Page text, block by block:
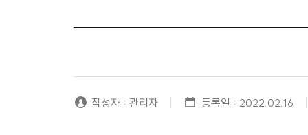
작성자 : 관리자 등록일 : 2022.02.16